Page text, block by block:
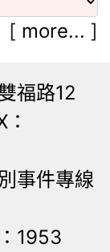
[ more... ]
福路12
事件專線
1953